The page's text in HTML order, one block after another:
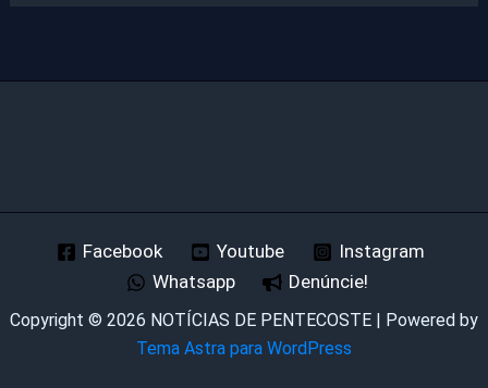
Facebook Youtube
Instagram
Whatsapp
Denúncie!
Copyright © 2026 NOTÍCIAS DE PENTECOSTE | Powered by
Tema Astra para WordPress